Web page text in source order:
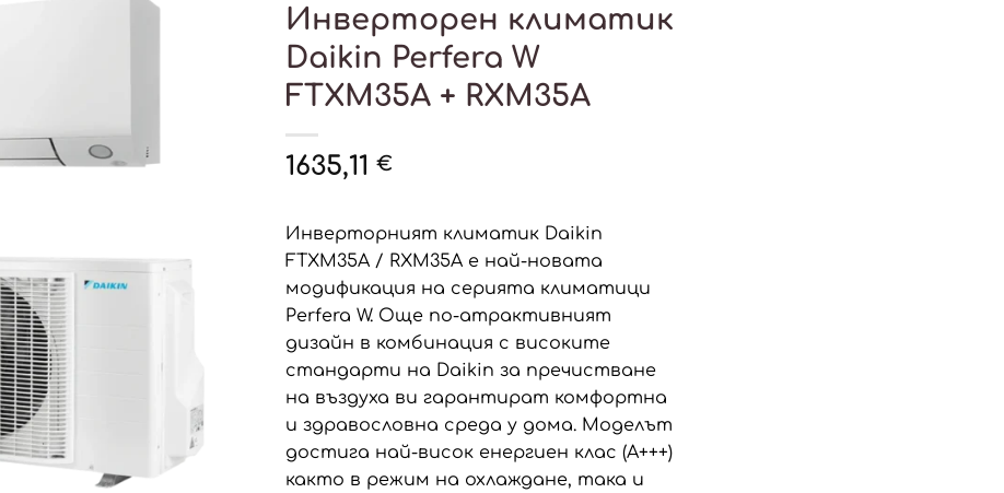
Инверторен климатик
Daikin Perfera W
FTXM35A + RXM35A
1635,11 €
Инверторният климатик Daikin
FTXM35A / RXM35A е най-новата
модификация на серията климатици
Perfera W. Още по-атрактивният
дизайн в комбинация с високите
стандарти на Daikin за пречистване
на въздуха ви гарантират комфортна
и здравословна среда у дома. Моделът
достига най-висок енергиен клас (A+++)
както в режим на охлаждане, така и